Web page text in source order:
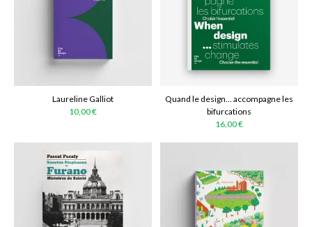
Laureline Galliot
10,00 €
Quand le design... accompagne les
bifurcations
16,00 €